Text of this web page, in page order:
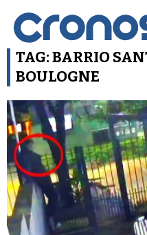
TAG: BARRIO
BOULOGNE